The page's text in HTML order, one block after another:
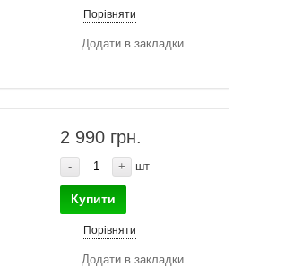
Порівняти
Додати в закладки
2 990 грн.
- + шт
Купити
Порівняти
Додати в закладки